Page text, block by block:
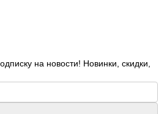
на новости! Новинки, скидки,